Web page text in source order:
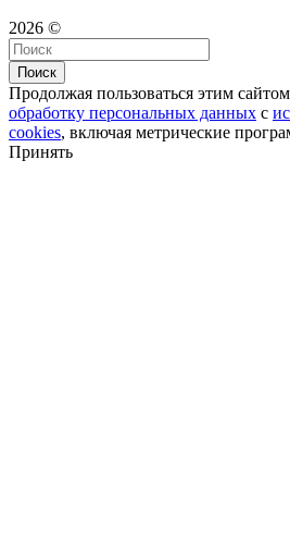
2026 ©
Поиск
Продолжая пользоваться этим
обработку персональных данных с
cookies, включая метрические
Принять